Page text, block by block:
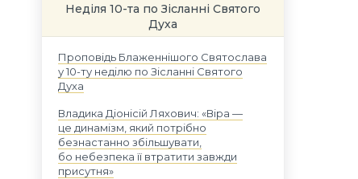
Неділя 10-та по Зісланні Святого
Духа
Проповідь Блаженнішого Святослава
у 10-ту неділю по Зісланні Святого
Духа
Владика Діонісій Ляхович: «Віра —
це динамізм, який потрібно
безнастанно збільшувати,
бо небезпека її втратити завжди
присутня»